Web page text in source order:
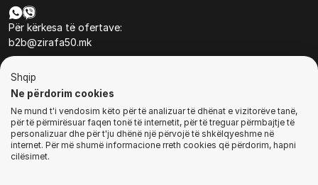
Për kërkesa të ofertave:
b2b@zirafa50.mk
© Të gjitha të drejtat e rezervuara
Shqip
Ne përdorim cookies
Ne mund t'i vendosim këto për të analizuar të dhënat e vizitorëve tanë,
për të përmirësuar faqen tonë të internetit, për të treguar përmbajtje të
personalizuar dhe për t'ju dhënë një përvojë të shkëlqyeshme në
internet. Për më shumë informacione rreth cookies që përdorim, hapni
cilësimet.